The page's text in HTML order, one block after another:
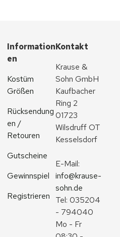
Information
en
Kostüm
Größen
Rücksendung
en /
Retouren
Gutscheine
Gewinnspiel
Registrieren
Kontakt
Krause &
Sohn GmbH
Kaufbacher
Ring 2
01723
Wilsdruff OT
Kesselsdorf
info@krause-
sohn.de
Tel: 035204
- 794040
Mo - Fr